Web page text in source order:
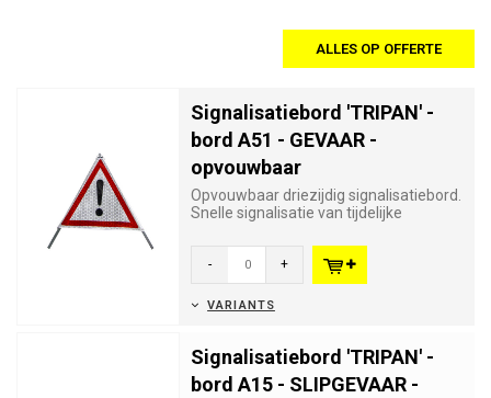
ALLES OP OFFERTE
Signalisatiebord 'TRIPAN' -
bord A51 - GEVAAR -
opvouwbaar
Opvouwbaar driezijdig signalisatiebord.
Snelle signalisatie van tijdelijke
- +
VARIANTS
Signalisatiebord 'TRIPAN' -
bord A15 - SLIPGEVAAR -